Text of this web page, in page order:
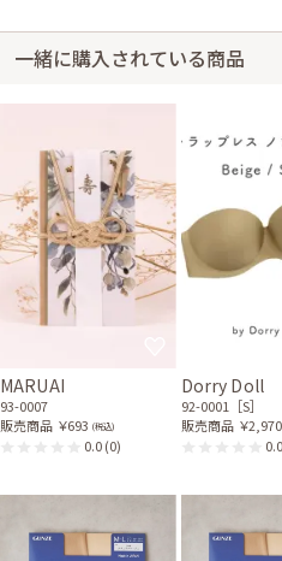
40代前半
2019/12/15 結婚式 (友
サイズはぴったりで、丈はひざ下でし
と思っていたが、ピン止めのリボンだ
見せられるのか不安だったが、つけて
メッセージ入りで感動しました。
レンタル/購入した商品
ホワイトパール2WAYネッ
ベージュのプリーツバッグ
一緒に購入されている商品
MARUAI
93-0007
販売商品 ￥693 (税込)
0.0(0)
Dorry Doll
92-0001［S］
販売商品 ￥2,970
0.0